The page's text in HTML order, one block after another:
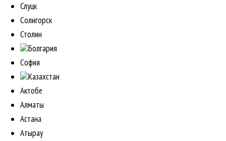
Слуцк
Солигорск
Столин
Болгария
София
Казахстан
Актобе
Алматы
Астана
Атырау